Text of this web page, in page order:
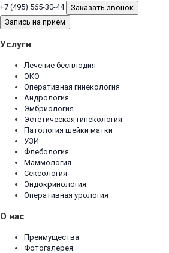
+7 (495) 565-30-44
Заказать звонок
Запись на прием
Услуги
Лечение бесплодия
ЭКО
Оперативная гинекология
Андрология
Эмбриология
Эстетическая гинекология
Патология шейки матки
УЗИ
Флебология
Маммология
Сексология
Эндокринология
Оперативная урология
О нас
Преимущества
Фотогалерея